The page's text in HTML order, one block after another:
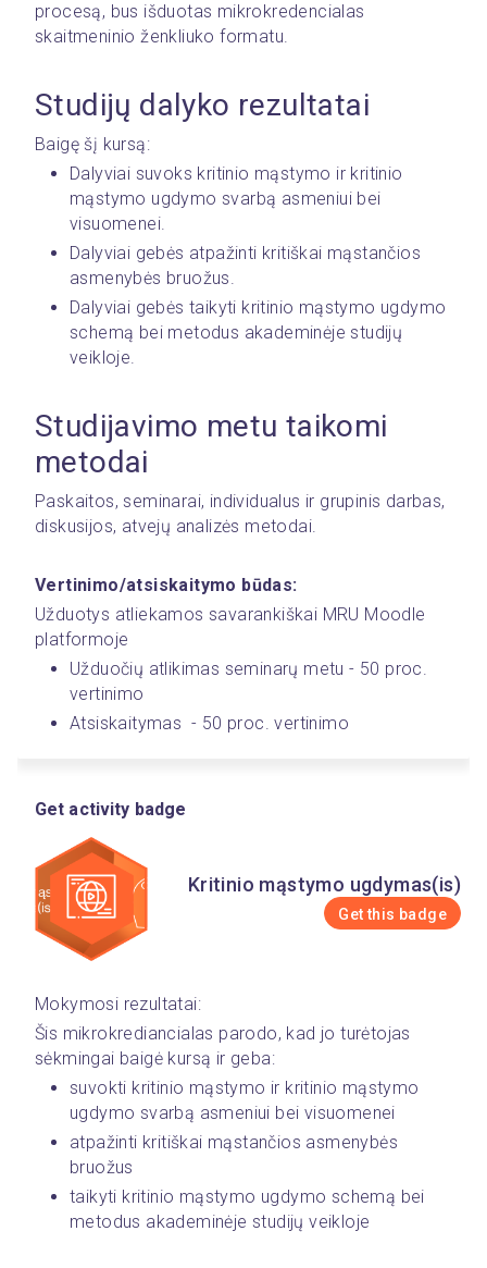
procesą, bus išduotas mikrokredencialas
skaitmeninio ženkliuko formatu.
Studijų dalyko rezultatai
Baigę šį kursą:
Dalyviai suvoks kritinio mąstymo ir kritinio
mąstymo ugdymo svarbą asmeniui bei
visuomenei.
Dalyviai gebės atpažinti kritiškai mąstančios
asmenybės bruožus.
Dalyviai gebės taikyti kritinio mąstymo ugdymo
schemą bei metodus akademinėje studijų
veikloje.
Studijavimo metu taikomi
metodai
Paskaitos, seminarai, individualus ir grupinis darbas,
diskusijos, atvejų analizės metodai.
Vertinimo/atsiskaitymo būdas:
Užduotys atliekamos savarankiškai MRU Moodle
platformoje
Užduočių atlikimas seminarų metu - 50 proc.
vertinimo
Atsiskaitymas  - 50 proc. vertinimo
Get activity badge
Kritinio mąstymo ugdymas(is)
Get this badge
Mokymosi rezultatai:
Šis mikrokrediancialas parodo, kad jo turėtojas
sėkmingai baigė kursą ir geba:
suvokti kritinio mąstymo ir kritinio mąstymo
ugdymo svarbą asmeniui bei visuomenei
atpažinti kritiškai mąstančios asmenybės
bruožus
taikyti kritinio mąstymo ugdymo schemą bei
metodus akademinėje studijų veikloje